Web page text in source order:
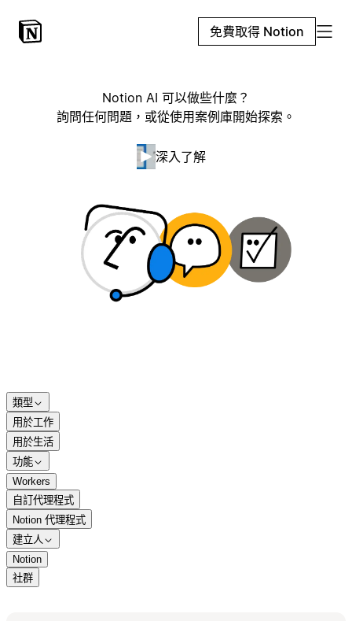
免費取得 Notion
Notion AI 可以做些什麼？
詢問任何問題，或從使用案例庫開始探索。
深入了解
類型
用於工作
用於生活
功能
Workers
自訂代理程式
Notion 代理程式
建立人
Notion
社群